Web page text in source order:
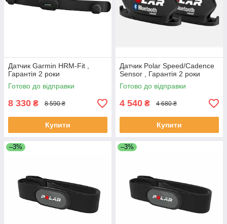
Датчик Garmin HRM-Fit ,
Гарантія 2 роки
Готово до відправки
8 330 ₴ 8 590 ₴
Купити
Датчик Polar Speed/Cadence
Sensor , Гарантія 2 роки
Готово до відправки
4 540 ₴ 4 680 ₴
Купити
–3% –3%